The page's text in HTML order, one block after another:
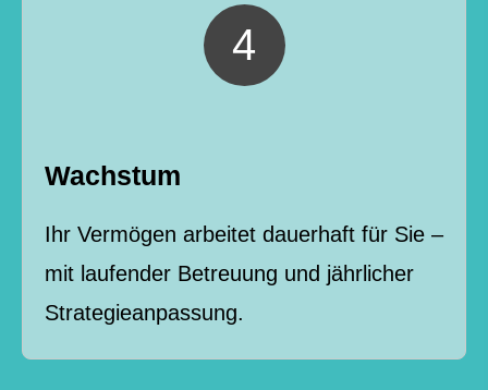
Wachstum
Ihr Vermögen arbeitet dauerhaft für Sie –
mit laufender Betreuung und jährlicher
Strategieanpassung.